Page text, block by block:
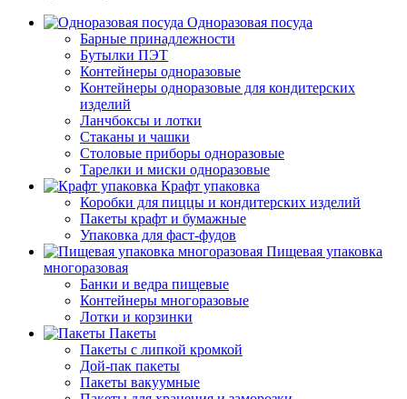
Одноразовая посуда
Барные принадлежности
Бутылки ПЭТ
Контейнеры одноразовые
Контейнеры одноразовые для кондитерских
изделий
Ланчбоксы и лотки
Стаканы и чашки
Столовые приборы одноразовые
Тарелки и миски одноразовые
Крафт упаковка
Коробки для пиццы и кондитерских изделий
Пакеты крафт и бумажные
Упаковка для фаст-фудов
Пищевая упаковка
многоразовая
Банки и ведра пищевые
Контейнеры многоразовые
Лотки и корзинки
Пакеты
Пакеты с липкой кромкой
Дой-пак пакеты
Пакеты вакуумные